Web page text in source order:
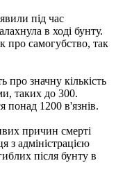
під час
в ході бунту.
про самогубство, так
значну кількість
таких до 300.
понад 1200 в'язнів.
причин смерті
з адміністрацією
після бунту в